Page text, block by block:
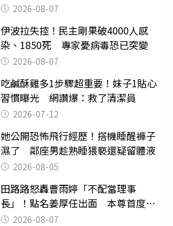
2026-08-07
伊波拉失控！民主剛果破4000人感
染、1850死 專家憂病毒恐已突變
2026-08-07
吃鹹酥雞多1步驟超重要！妹子1貼心
習慣曝光 網讚爆：救了清潔員
2026-07-12
她公開恐怖飛行經歷！搭機睡醒褲子
濕了 鄰座男趁熟睡猥褻還疑留體液
2026-08-05
田路路怒轟曹雨婷「不配當理事
長」！點名姜厚任出面 本尊首度回
應了2026-08-07